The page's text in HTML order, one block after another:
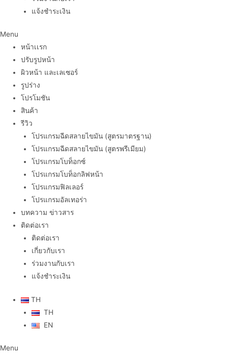
แจ้งชำระเงิน
Menu
หน้าเเรก
ปรับรูปหน้า
ผิวหน้า และเลเซอร์
รูปร่าง
โปรโมชัน
สินค้า
รีวิว
โปรแกรมฉีดสลายไขมัน (สูตรมาตรฐาน)
โปรแกรมฉีดสลายไขมัน (สูตรพรีเมียม)
โปรแกรมโบท็อกซ์
โปรแกรมโบท็อกลิฟหน้า
โปรแกรมฟิลเลอร์
โปรแกรมอัลเทอร่า
บทความ ข่าวสาร
ติดต่อเรา
ติดต่อเรา
เกี่ยวกับเรา
ร่วมงานกับเรา
แจ้งชำระเงิน
TH
TH
EN
Menu